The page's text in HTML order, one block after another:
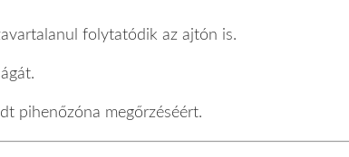
folytatódik az ajtón is.
pihenőzóna megőrzéséért.